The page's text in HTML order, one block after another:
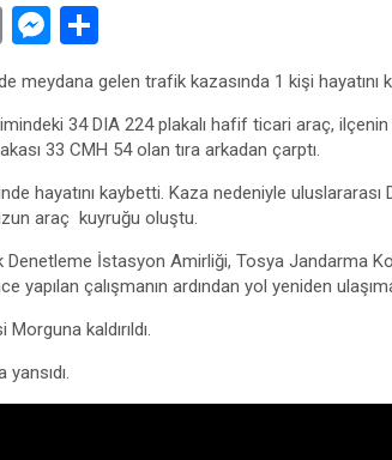
E
m
ail
M
es
se
n
g
er
h
ar
e
meydana gelen trafik kazasında 1 kişi hayatını
34 DIA 224 plakalı hafif ticari araç,
33 CMH 54 olan tıra arkadan çarptı.
hayatını kaybetti. Kaza nedeniyle
araç kuyruğu oluştu.
Denetleme İstasyon Amirliği, Tosya Jandarma
yapılan çalışmanın ardından yol yeniden ulaşıma
kaldırıldı.